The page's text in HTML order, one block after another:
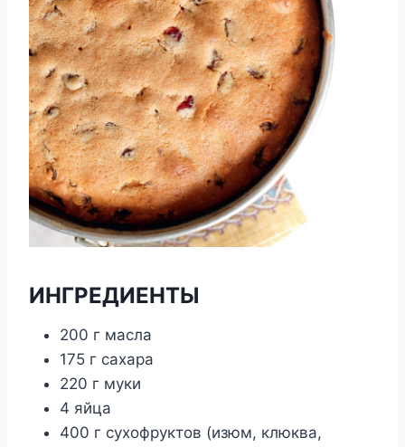
ИНГРЕДИЕНТЫ
200 г масла
175 г сахара
220 г муки
4 яйца
400 г сухофруктов (изюм, клюква,